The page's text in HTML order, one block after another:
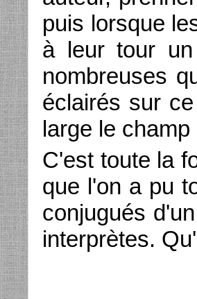
puis lorsque
à leur tour
nombreuses
éclairés sur
large le
C'est toute la
que l'on a pu
conjugués
interprètes.